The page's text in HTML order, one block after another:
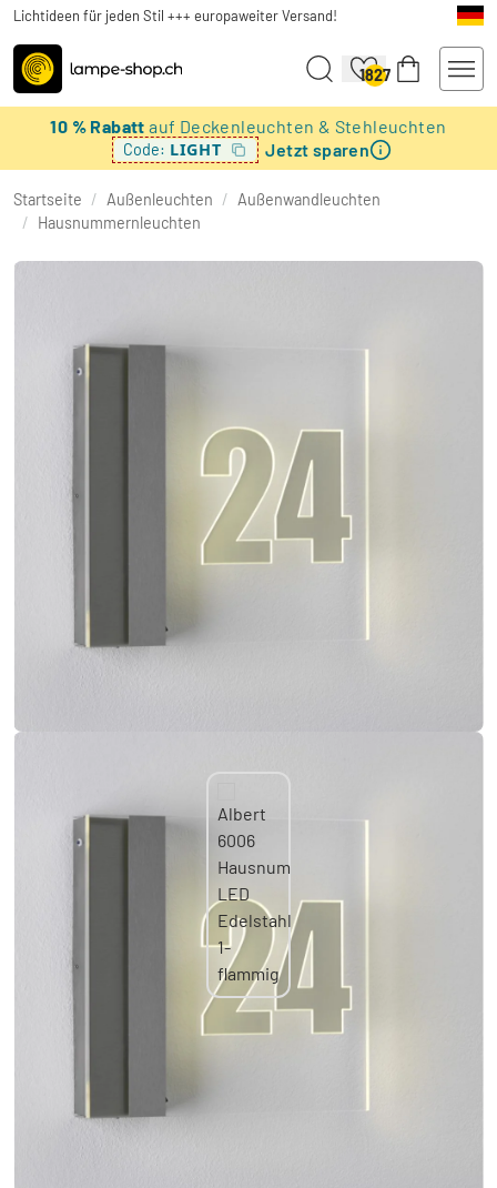
Lichtideen für jeden Stil +++ europaweiter Versand!
1827
10 % Rabattauf Deckenleuchten & Stehleuchten
Code: LIGHT Jetzt sparen
Startseite / Außenleuchten / Außenwandleuchten
/ Hausnummernleuchten
Albert 6006 Hausnummernleuchte LED